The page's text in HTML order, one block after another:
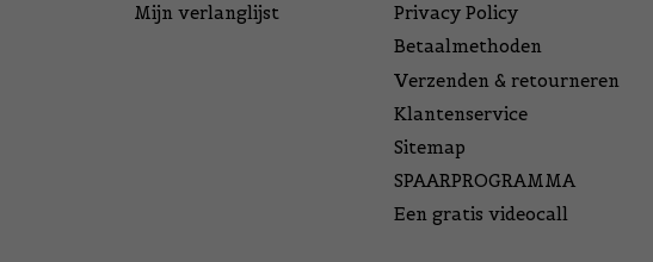
Mijn verlanglijst
Privacy Policy
Betaalmethoden
Verzenden & retourneren
Klantenservice
Sitemap
SPAARPROGRAMMA
Een gratis videocall